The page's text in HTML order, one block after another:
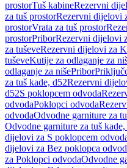
prostorTuš kabineRezervni
za tuš prostorRezervni dijelovi
prostorVrata za tuš prostor
prostorPriborRezervni dijelovi
za tuševeRezervni dijelovi za
tuševeKutije za odlaganje za
odlaganje za nišePribor
za tuš kade, d52Rezervni
d52S poklopcem odvoda
odvodaPoklopci odvoda
odvodaOdvodne garniture za
Odvodne garniture za tuš
dijelovi za S poklopcem
dijelovi za Bez poklopca
za Poklopci odvodaOdvodne